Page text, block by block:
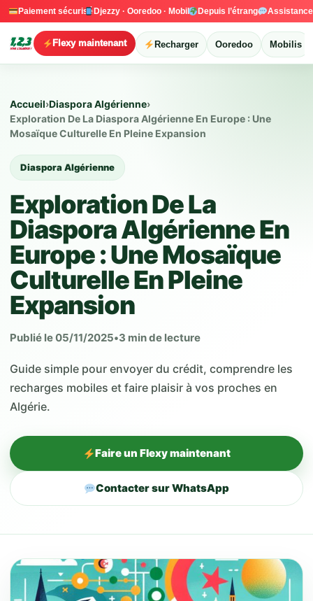
Paiement sécurisé Djezzy · Ooredoo · Mobilis Depuis l’étranger
Recharger Ooredoo Mobilis
Flexy maintenant
Accueil›Diaspora Algérienne›
Exploration De La Diaspora Algérienne En Europe : Une
Mosaïque Culturelle En Pleine Expansion
Diaspora Algérienne
Exploration De La
Diaspora Algérienne En
Europe : Une Mosaïque
Culturelle En Pleine
Expansion
Publié le 05/11/2025•3 min de lecture
Guide simple pour envoyer du crédit, comprendre les
recharges mobiles et faire plaisir à vos proches en
Algérie.
Faire un Flexy maintenant
Contacter sur WhatsApp